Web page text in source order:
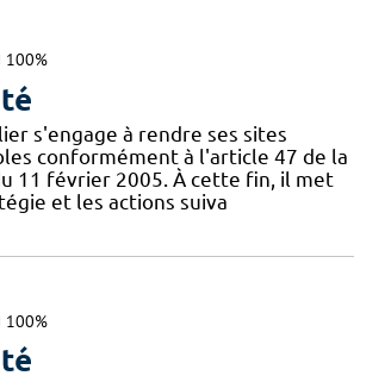
100%
s'engage à rendre ses sites
conformément à l'article 47 de la
11 février 2005. À cette fin, il met
et les actions suiva
100%